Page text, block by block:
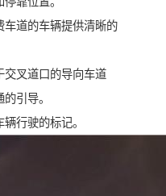
车道的车辆提供清晰的
交叉道口的导向车道
引导。
行驶的标记。